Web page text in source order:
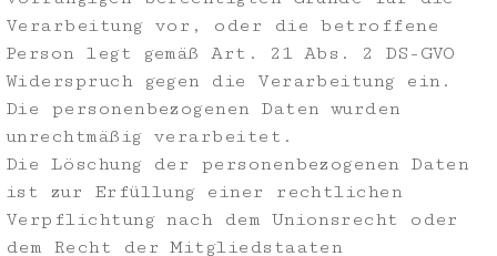
Verarbeitung vor, oder die betroffene
Person legt gemäß Art. 21 Abs. 2 DS-GVO
Widerspruch gegen die Verarbeitung ein.
Die personenbezogenen Daten wurden
unrechtmäßig verarbeitet.
Die Löschung der personenbezogenen Daten
ist zur Erfüllung einer rechtlichen
Verpflichtung nach dem Unionsrecht oder
dem Recht der Mitgliedstaaten